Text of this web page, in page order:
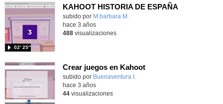
KAHOOT HISTORIA DE ESPAÑA
Contenido educativo.
subido por M.barbara M.
02′ 25″
hace 3 años
488visualizaciones
Crear juegos en Kahoot
subido por Buenaventura I.
hace 3 años
44visualizaciones